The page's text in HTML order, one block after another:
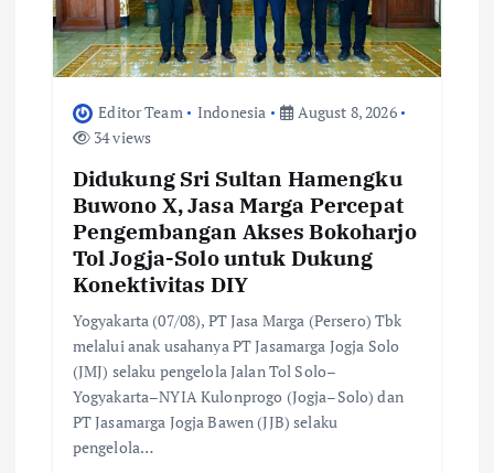
o
Editor Team Indonesia
August 8, 2026
34 views
Didukung Sri Sultan Hamengku
Buwono X, Jasa Marga Percepat
Pengembangan Akses Bokoharjo
Tol Jogja-Solo untuk Dukung
Konektivitas DIY
Yogyakarta (07/08), PT Jasa Marga (Persero) Tbk
melalui anak usahanya PT Jasamarga Jogja Solo
(JMJ) selaku pengelola Jalan Tol Solo–
Yogyakarta–NYIA Kulonprogo (Jogja–Solo) dan
PT Jasamarga Jogja Bawen (JJB) selaku
pengelola…